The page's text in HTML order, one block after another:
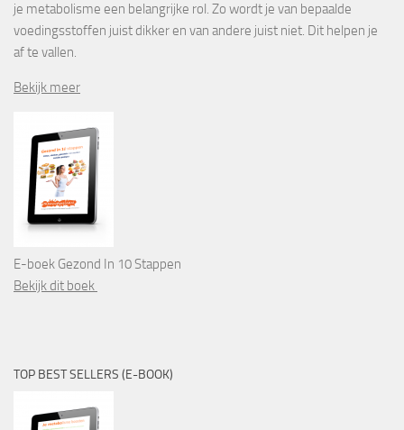
je metabolisme een belangrijke rol. Zo wordt je van bepaalde
voedingsstoffen juist dikker en van andere juist niet. Dit helpen je
af te vallen.
Bekijk meer
E-boek Gezond In 10 Stappen
Bekijk dit boek
TOP BEST SELLERS (E-BOOK)